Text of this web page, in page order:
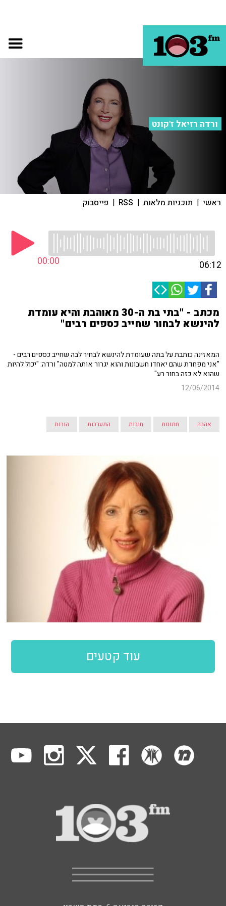
ורדה רזיאל ז'קונט
ראשי | תוכניות מלאות |
RSS
| פייסבוק
00:00 06:12
מכתב - "בתי בת ה-30 מאוהבת והיא עומדת
להינשא לבחור שחייב כספים רבים"
המאזינה כותבת על בתה שעומדת להינשא לבחיר לבה שחייב כספים רבים -
"אני מפחדת שהם יאחדו חשבונות והוא יגרור אותה למטה" ורדה: "יכול להיות
שהוא לא כזה בחור רע"
12/06/2014
אהבה חתונות חובות התערבות הורות
עוד קטעים